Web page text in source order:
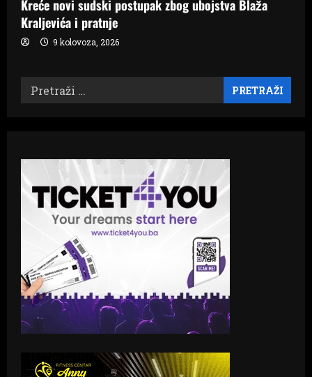
Kreće novi sudski postupak zbog ubojstva Blaža
Kraljevića i pratnje
9 kolovoza, 2026
Pretraži: